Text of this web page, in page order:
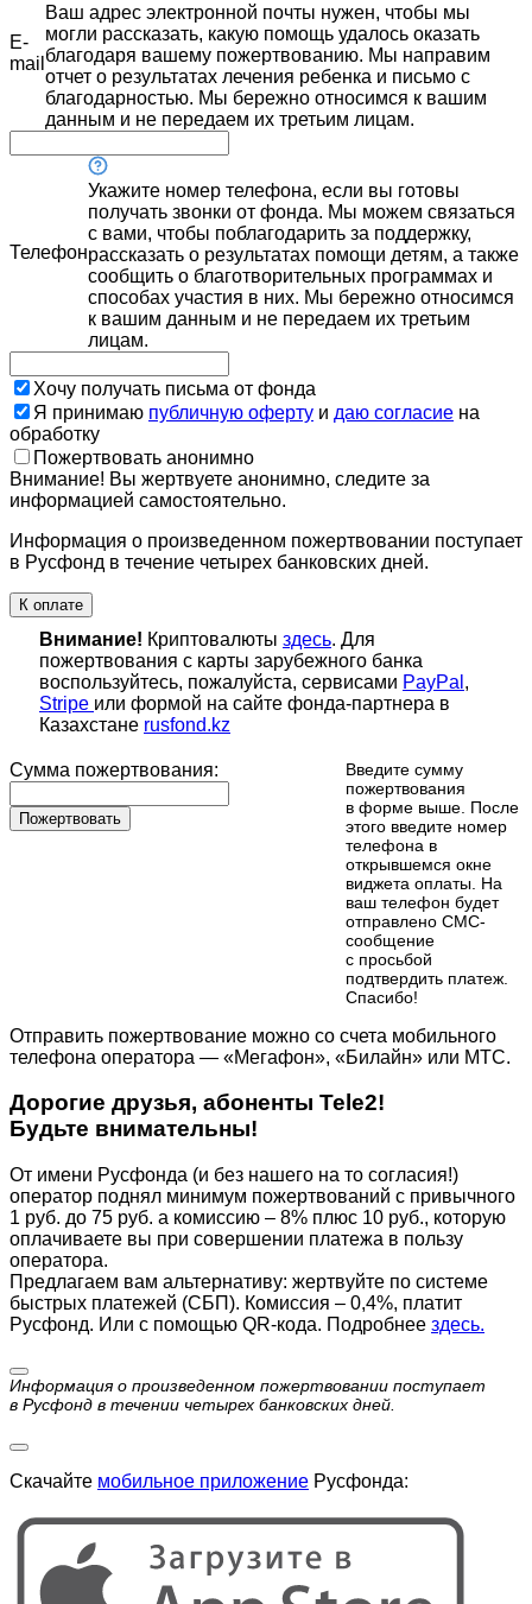
E-
mail
Ваш адрес электронной почты нужен, чтобы мы
могли рассказать, какую помощь удалось оказать
благодаря вашему пожертвованию. Мы направим
отчет о результатах лечения ребенка и письмо с
благодарностью. Мы бережно относимся к вашим
данным и не передаем их третьим лицам.
Телефон
Укажите номер телефона, если вы готовы
получать звонки от фонда. Мы можем связаться
с вами, чтобы поблагодарить за поддержку,
рассказать о результатах помощи детям, а также
сообщить о благотворительных программах и
способах участия в них. Мы бережно относимся
к вашим данным и не передаем их третьим
лицам.
Хочу получать письма от фонда
Я принимаю публичную оферту и даю согласие на
обработку
Пожертвовать анонимно
Внимание! Вы жертвуете анонимно, следите за
информацией самостоятельно.
Информация о произведенном пожертвовании поступает
в Русфонд в течение четырех банковских дней.
К оплате
Внимание! Криптовалюты здесь. Для
пожертвования с карты зарубежного банка
воспользуйтесь, пожалуйста, сервисами PayPal ,
Stripe или формой на сайте фонда-партнера в
Казахстане rusfond.kz
Сумма пожертвования:
Пожертвовать
Введите сумму
пожертвования
в форме выше. После
этого введите номер
телефона в
открывшемся окне
виджета оплаты. На
ваш телефон будет
отправлено СМС-
сообщение
с просьбой
подтвердить платеж.
Cпасибо!
Отправить пожертвование можно со счета мобильного
телефона оператора — «Мегафон», «Билайн» или МТС.
Дорогие друзья, абоненты Tele2!
Будьте внимательны!
От имени Русфонда (и без нашего на то согласия!)
оператор поднял минимум пожертвований с привычного
1 руб. до 75 руб. а комиссию – 8% плюс 10 руб., которую
оплачиваете вы при совершении платежа в пользу
оператора.
Предлагаем вам альтернативу: жертвуйте по cистеме
быстрых платежей (СБП). Комиссия – 0,4%, платит
Русфонд. Или с помощью QR-кода. Подробнее здесь.
Информация о произведенном пожертвовании поступает
в Русфонд в течении четырех банковских дней.
Скачайте мобильное приложение Русфонда: